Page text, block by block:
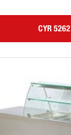
CYR 5262